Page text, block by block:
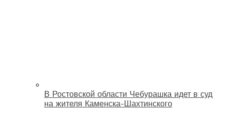
В Ростовской области Чебурашка идет в суд
на жителя Каменска-Шахтинского